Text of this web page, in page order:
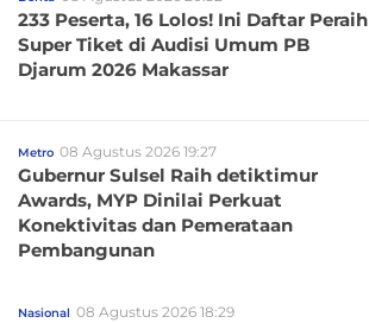
233 Peserta, 16 Lolos! Ini Daftar Peraih
Super Tiket di Audisi Umum PB
Djarum 2026 Makassar
Metro 08 Agustus 2026 19:27
Gubernur Sulsel Raih detiktimur
Awards, MYP Dinilai Perkuat
Konektivitas dan Pemerataan
Pembangunan
Nasional 08 Agustus 2026 18:29